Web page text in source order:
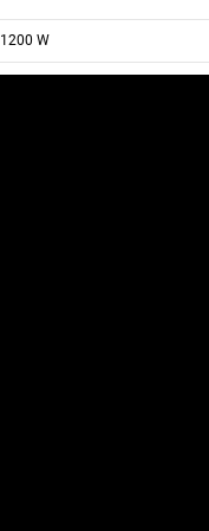
1200 W